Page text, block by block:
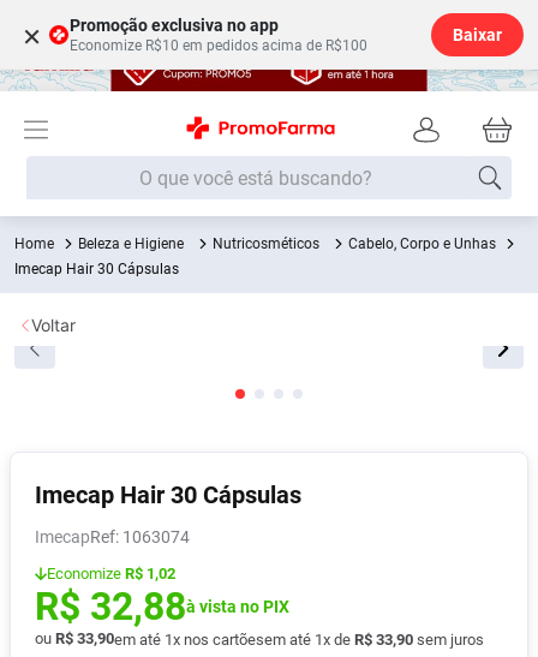
× Promoção exclusiva no app
Economize R$10 em pedidos acima de R$100
Baixar
O que você está buscando?
Beleza e Higiene Nutricosméticos
Cabelo, Corpo e Unhas
Imecap Hair 30 Cápsulas
Imecap Hair 30 Cápsulas
Imecap : 1063074
Economize R$ 1,02
R$ 32,88à vista no PIX
ou R$ 33,90em até 1x nos cartõesem até 1x de R$ 33,90 sem juros
Voltar
Termos mais buscados
1º Fralda
2
5º Fralda G
6º Shampoo
7º Desodorante
8º Absorvente
9 Lavitan
10º Vitamina D